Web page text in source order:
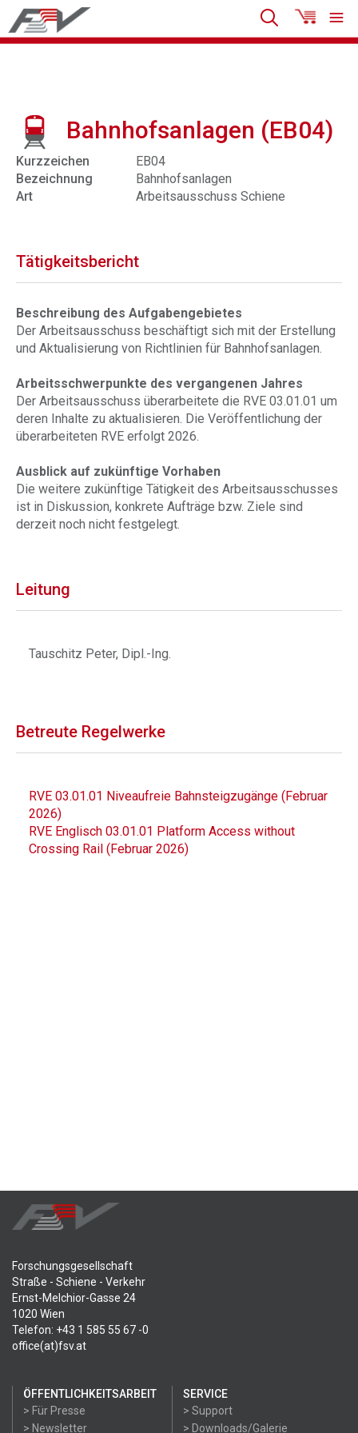
Bahnhofsanlagen (EB04)
Kurzzeichen
EB04
Bezeichnung
Bahnhofsanlagen
Art
Arbeitsausschuss Schiene
Tätigkeitsbericht
Beschreibung des Aufgabengebietes
Der Arbeitsausschuss beschäftigt sich mit der Erstellung
und Aktualisierung von Richtlinien für Bahnhofsanlagen.
Arbeitsschwerpunkte des vergangenen Jahres
Der Arbeitsausschuss überarbeitete die RVE 03.01.01 um
deren Inhalte zu aktualisieren. Die Veröffentlichung der
überarbeiteten RVE erfolgt 2026.
Ausblick auf zukünftige Vorhaben
Die weitere zukünftige Tätigkeit des Arbeitsausschusses
ist in Diskussion, konkrete Aufträge bzw. Ziele sind
derzeit noch nicht festgelegt.
Leitung
Tauschitz Peter, Dipl.-Ing.
Betreute Regelwerke
RVE 03.01.01 Niveaufreie Bahnsteigzugänge (Februar
2026)
RVE Englisch 03.01.01 Platform Access without
Crossing Rail (Februar 2026)
Forschungsgesellschaft
Straße - Schiene - Verkehr
Ernst-Melchior-Gasse 24
1020 Wien
Telefon: +43 1 585 55 67 -0
office(at)fsv.at
ÖFFENTLICHKEITSARBEIT
> Für Presse
> Newsletter
SERVICE
> Support
> Downloads/Galerie